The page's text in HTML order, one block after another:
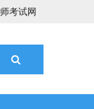
考试网